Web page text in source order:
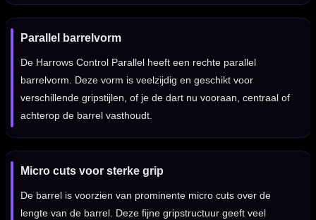
Parallel barrelvorm
De Harrows Control Parallel heeft een rechte parallel
barrelvorm. Deze vorm is veelzijdig en geschikt voor
verschillende gripstijlen, of je de dart nu vooraan, centraal of
achterop de barrel vasthoudt.
Micro cuts voor sterke grip
De barrel is voorzien van prominente micro cuts over de
lengte van de barrel. Deze fijne gripstructuur geeft veel